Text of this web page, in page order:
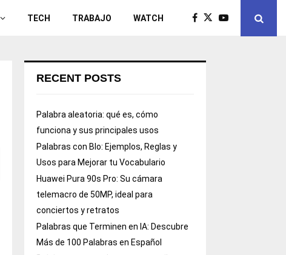
TECH TRABAJO WATCH
RECENT POSTS
Palabra aleatoria: qué es, cómo
funciona y sus principales usos
Palabras con Blo: Ejemplos, Reglas y
Usos para Mejorar tu Vocabulario
Huawei Pura 90s Pro: Su cámara
telemacro de 50MP, ideal para
conciertos y retratos
Palabras que Terminen en IA: Descubre
Más de 100 Palabras en Español